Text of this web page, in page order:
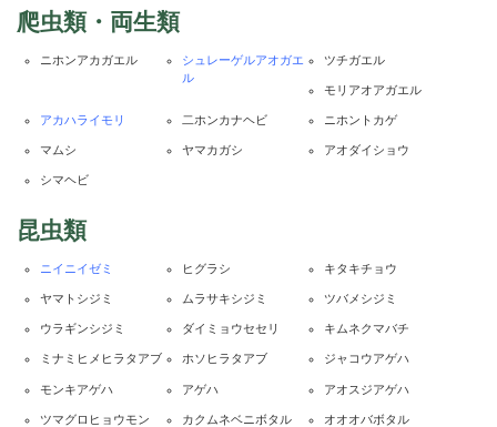
爬虫類・両生類
ニホンアカガエル
シュレーゲルアオガエ
ル
ツチガエル
モリアオアガエル
アカハライモリ 二ホンカナヘビ ニホントカゲ
マムシ ヤマカガシ アオダイショウ
シマヘビ
昆虫類
ニイニイゼミ ヒグラシ キタキチョウ
ヤマトシジミ ムラサキシジミ ツバメシジミ
ウラギンシジミ ダイミョウセセリ キムネクマバチ
ミナミヒメヒラタアブ ホソヒラタアブ ジャコウアゲハ
モンキアゲハ アゲハ アオスジアゲハ
ツマグロヒョウモン カクムネベニボタル オオオバボタル